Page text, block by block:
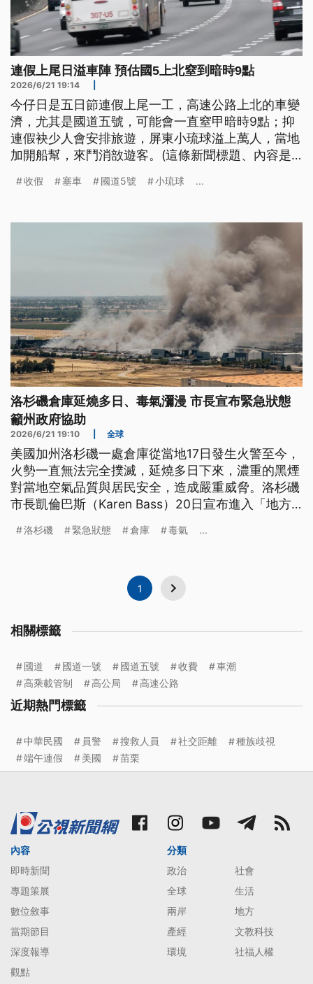
連假上尾日溢車陣 預估國5上北窒到暗時9點
2026/6/21 19:14
今仔日是五日節連假上尾一工，高速公路上北的車變
濟，尤其是國道五號，可能會一直窒甲暗時9點；抑
連假袂少人會安排旅遊，屏東小琉球溢上萬人，當地
加開船幫，來鬥消敨遊客。(這條新聞標題、內容是
收假 塞車 國道5號 小琉球 ...
洛杉磯倉庫延燒多日、毒氣瀰漫 市長宣布緊急狀態
籲州政府協助
2026/6/21 19:10 全球
美國加州洛杉磯一處倉庫從當地17日發生火警至今，
火勢一直無法完全撲滅，延燒多日下來，濃重的黑煙
對當地空氣品質與居民安全，造成嚴重威脅。洛杉磯
市長凱倫巴斯（Karen Bass）20日宣布進入「地方
滅火勢。
洛杉磯 緊急狀態 倉庫 毒氣 ...
1
相關標籤
國道 國道一號 國道五號 收費
車潮
高乘載管制
高公局 高速公路
近期熱門標籤
中華民國 員警 搜救人員 社交距離
種族歧視
端午連假
美國 苗栗
內容
即時新聞
專題策展
數位敘事
當期節目
深度報導
觀點
分類
政治
社會
全球
生活
兩岸
地方
產經
文教科技
環境
社福人權